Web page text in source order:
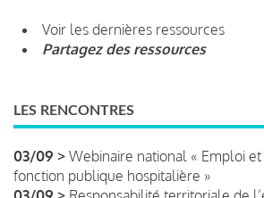
Voir les dernières ressources
Partagez des ressources
LES RENCONTRES
03/09 > Webinaire national « Emploi
fonction publique hospitalière »